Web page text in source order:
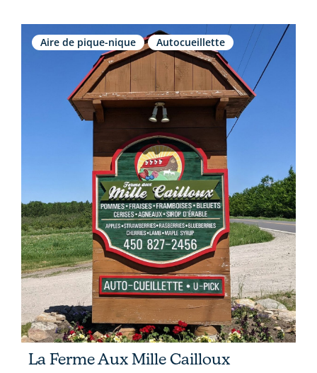
Aire de pique-nique Autocueillette
La Ferme Aux Mille Cailloux